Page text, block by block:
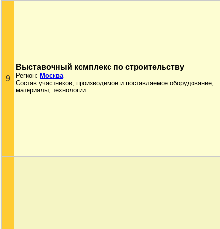
9
Выставочный комплекс по строительству
Регион: Москва
Состав участников, производимое и поставляемое оборудование,
материалы, технологии.